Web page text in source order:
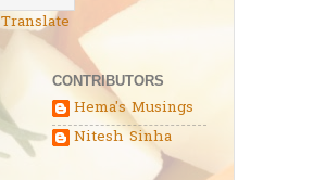
Translate
CONTRIBUTORS
Hema's Musings
Nitesh Sinha